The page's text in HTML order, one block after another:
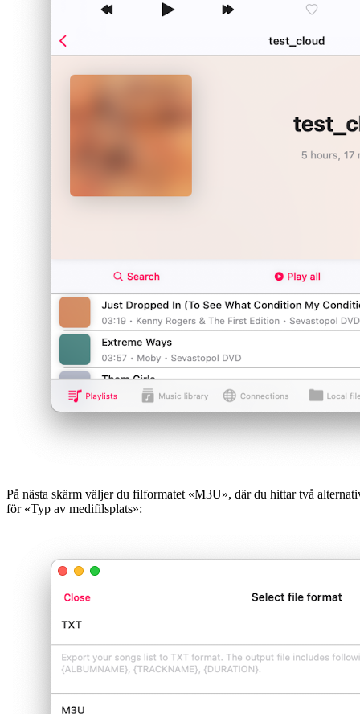
På nästa skärm väljer du filformatet «M3U», där du hittar två
för «Typ av medifilsplats»: